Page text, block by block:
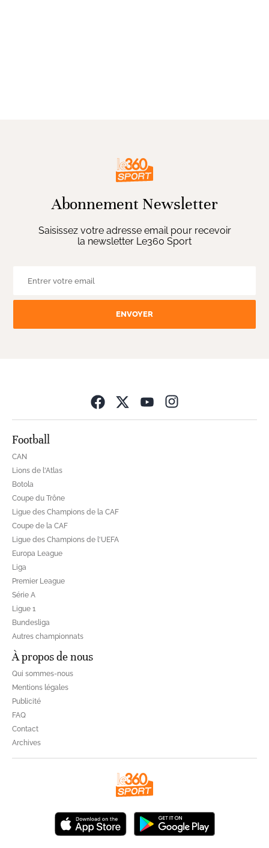
Abonnement Newsletter
Saisissez votre adresse email pour recevoir
la newsletter Le360 Sport
ENVOYER
Football
CAN
Lions de l'Atlas
Botola
Coupe du Trône
Ligue des Champions de la CAF
Coupe de la CAF
Ligue des Champions de l'UEFA
Europa League
Liga
Premier League
Série A
Ligue 1
Bundesliga
Autres championnats
À propos de nous
Qui sommes-nous
Mentions légales
Publicité
FAQ
Contact
Archives